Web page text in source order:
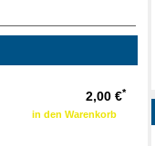
2,00 €*